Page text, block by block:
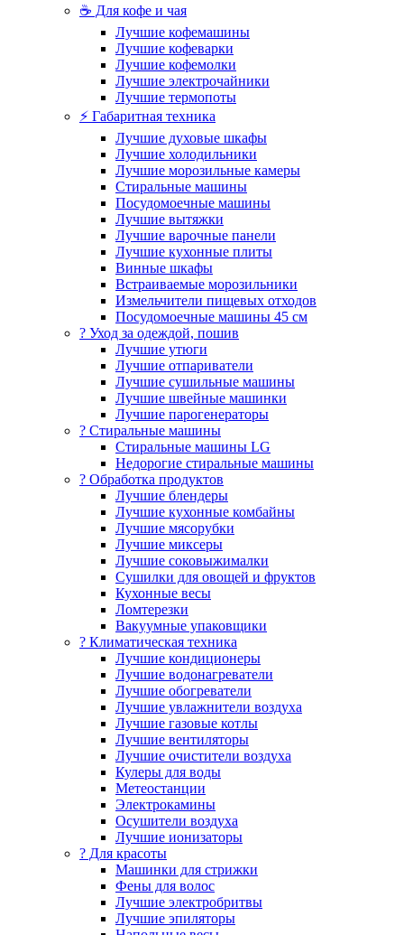
☕ Для кофе и чая
Лучшие кофемашины
Лучшие кофеварки
Лучшие кофемолки
Лучшие электрочайники
Лучшие термопоты
⚡ Габаритная техника
Лучшие духовые шкафы
Лучшие холодильники
Лучшие морозильные камеры
Стиральные машины
Посудомоечные машины
Лучшие вытяжки
Лучшие варочные панели
Лучшие кухонные плиты
Винные шкафы
Встраиваемые морозильники
Измельчители пищевых отходов
Посудомоечные машины 45 см
? Уход за одеждой, пошив
Лучшие утюги
Лучшие отпариватели
Лучшие сушильные машины
Лучшие швейные машинки
Лучшие парогенераторы
? Стиральные машины
Стиральные машины LG
Недорогие стиральные машины
? Обработка продуктов
Лучшие блендеры
Лучшие кухонные комбайны
Лучшие мясорубки
Лучшие миксеры
Лучшие соковыжималки
Сушилки для овощей и фруктов
Кухонные весы
Ломтерезки
Вакуумные упаковщики
?️ Климатическая техника
Лучшие кондиционеры
Лучшие водонагреватели
Лучшие обогреватели
Лучшие увлажнители воздуха
Лучшие газовые котлы
Лучшие вентиляторы
Лучшие очистители воздуха
Кулеры для воды
Метеостанции
Электрокамины
Осушители воздуха
Лучшие ионизаторы
? Для красоты
Машинки для стрижки
Фены для волос
Лучшие электробритвы
Лучшие эпиляторы